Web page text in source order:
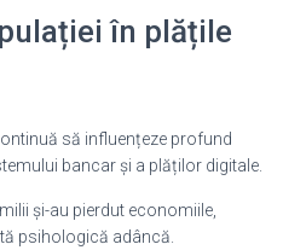
în plățile
să influențeze profund
bancar și a plăților digitale.
și-au pierdut economiile,
psihologică adâncă.